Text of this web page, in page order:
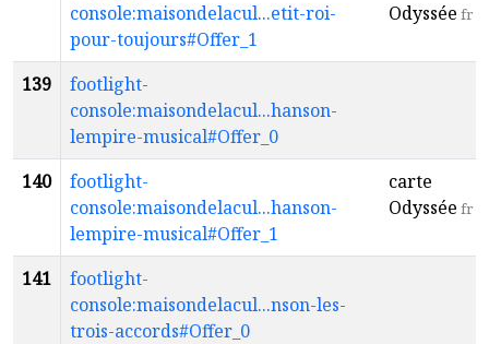
console:maisondelacul...etit-roi-
pour-toujours#Offer_1
Odyssée fr
139
footlight-
console:maisondelacul...hanson-
lempire-musical#Offer_0
140
footlight-
console:maisondelacul...hanson-
lempire-musical#Offer_1
carte
Odyssée fr
141
footlight-
console:maisondelacul...nson-les-
trois-accords#Offer_0